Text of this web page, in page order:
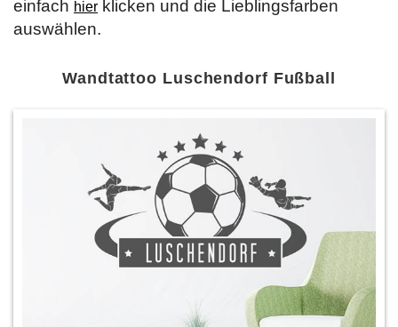
einfach hier klicken und die Lieblingsfarben
auswählen.
Wandtattoo Luschendorf Fußball